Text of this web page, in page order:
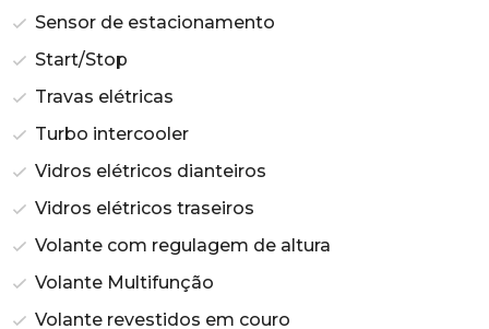
Sensor de estacionamento
Start/Stop
Travas elétricas
Turbo intercooler
Vidros elétricos dianteiros
Vidros elétricos traseiros
Volante com regulagem de altura
Volante Multifunção
Volante revestidos em couro